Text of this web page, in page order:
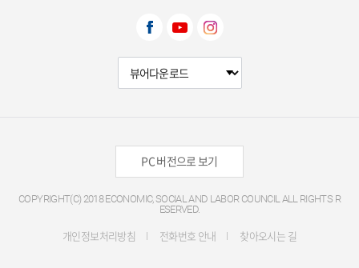
뷰어다운로드 선택
PC 버전으로 보기
COPYRIGHT(C) 2018 ECONOMIC, SOCIAL AND LABOR COUNCIL ALL RIGHTS R
ESERVED.
개인정보처리방침 전화번호 안내 찾아오시는 길